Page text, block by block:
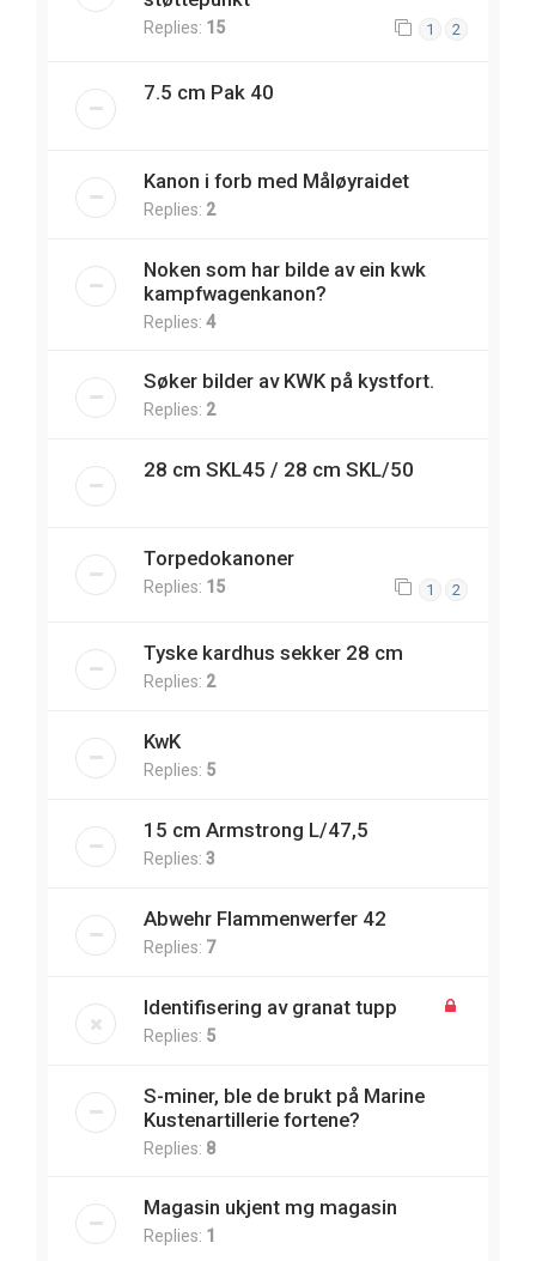
Replies: 15 1 2
7.5 cm Pak 40
Kanon i forb med Måløyraidet
Replies: 2
Noken som har bilde av ein kwk
kampfwagenkanon?
Replies: 4
Søker bilder av KWK på kystfort.
Replies: 2
28 cm SKL45 / 28 cm SKL/50
Torpedokanoner
Replies: 15 1 2
Tyske kardhus sekker 28 cm
Replies: 2
KwK
Replies: 5
15 cm Armstrong L/47,5
Replies: 3
Abwehr Flammenwerfer 42
Replies: 7
Identifisering av granat tupp
Replies: 5
S-miner, ble de brukt på Marine
Kustenartillerie fortene?
Replies: 8
Magasin ukjent mg magasin
Replies: 1